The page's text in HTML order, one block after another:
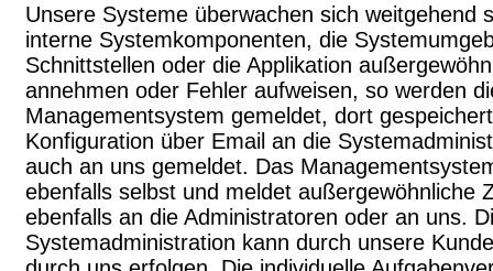
Unsere Systeme überwachen sich weitgehend
interne Systemkomponenten, die
Schnittstellen oder die Applikation
annehmen oder Fehler aufweisen, so werden
Managementsystem gemeldet, dort
Konfiguration über Email an die
auch an uns gemeldet. Das
ebenfalls selbst und meldet außergewöhnliche
ebenfalls an die Administratoren oder an uns.
Systemadministration kann durch unsere